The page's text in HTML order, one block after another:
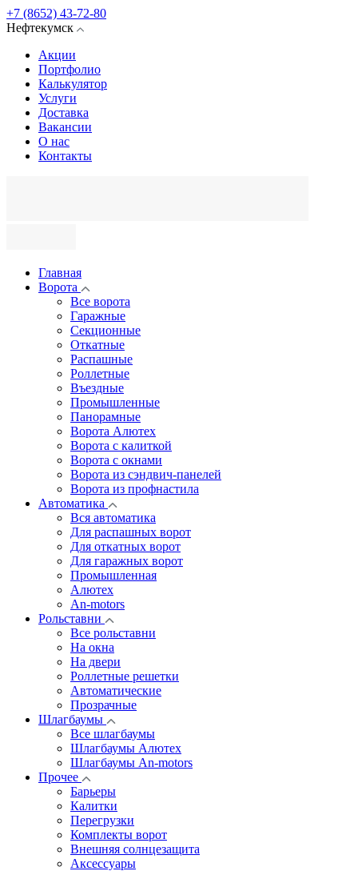
+7 (8652) 43-72-80
Нефтекумск
Акции
Портфолио
Калькулятор
Услуги
Доставка
Вакансии
О нас
Контакты
Главная
Ворота
Все ворота
Гаражные
Секционные
Откатные
Распашные
Роллетные
Въездные
Промышленные
Панорамные
Ворота Алютех
Ворота с калиткой
Ворота c окнами
Ворота из сэндвич-панелей
Ворота из профнастила
Автоматика
Вся автоматика
Для распашных ворот
Для откатных ворот
Для гаражных ворот
Промышленная
Алютех
An-motors
Рольставни
Все рольставни
На окна
На двери
Роллетные решетки
Автоматические
Прозрачные
Шлагбаумы
Все шлагбаумы
Шлагбаумы Алютех
Шлагбаумы An-motors
Прочее
Барьеры
Калитки
Перегрузки
Комплекты ворот
Внешняя солнцезащита
Аксессуары